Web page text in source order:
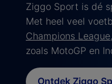
Ziggo Sport is dé
Met heel veel
Champions League,
zoals MotoGP en
Ontdek Ziggo